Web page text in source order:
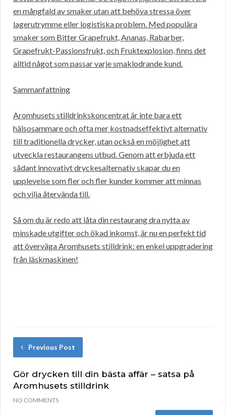
en mångfald av smaker utan att behöva stressa över
lagerutrymme eller logistiska problem. Med populära
smaker som Bitter Grapefrukt, Ananas, Rabarber,
Grapefrukt-Passionsfrukt, och Fruktexplosion, finns det
alltid något som passar varje smaklodrande kund.
Sammanfattning
Aromhusets stilldrinkskoncentrat är inte bara ett
hälsosammare och ofta mer kostnadseffektivt alternativ
till traditionella drycker, utan också en möjlighet att
utveckla restaurangens utbud. Genom att erbjuda ett
sådant innovativt dryckesalternativ skapar du en
upplevelse som fler och fler kunder kommer att minnas
och vilja återvända till.
Så om du är redo att låta din restaurang dra nytta av
minskade utgifter och ökad inkomst, är nu en perfekt tid
att överväga Aromhusets stilldrink: en enkel uppgradering
från läskmaskinen!
Previous Post
Gör drycken till din bästa affär – satsa på
Aromhusets stilldrink
NO COMMENTS